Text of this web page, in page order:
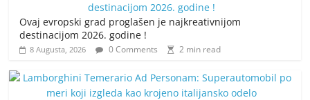
Ovaj evropski grad proglašen je najkreativnijom
destinacijom 2026. godine !
8 Augusta, 2026 0 Comments 2 min read